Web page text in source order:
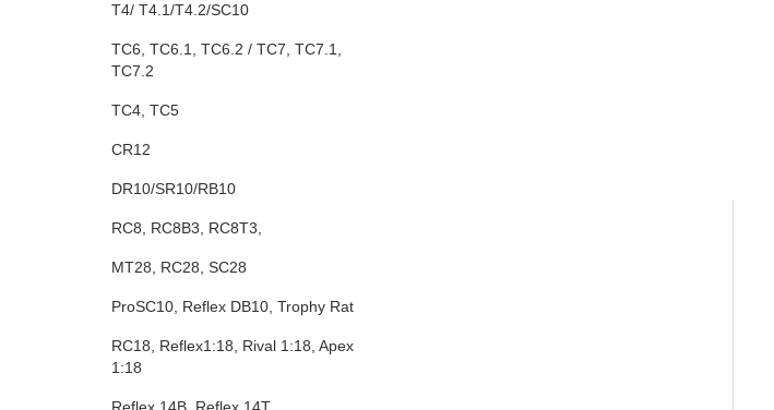
T4/ T4.1/T4.2/SC10
TC6, TC6.1, TC6.2 / TC7, TC7.1,
TC7.2
TC4, TC5
CR12
DR10/SR10/RB10
RC8, RC8B3, RC8T3,
MT28, RC28, SC28
ProSC10, Reflex DB10, Trophy Rat
RC18, Reflex1:18, Rival 1:18, Apex
1:18